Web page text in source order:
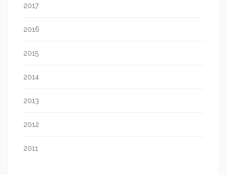
2017
2016
2015
2014
2013
2012
2011